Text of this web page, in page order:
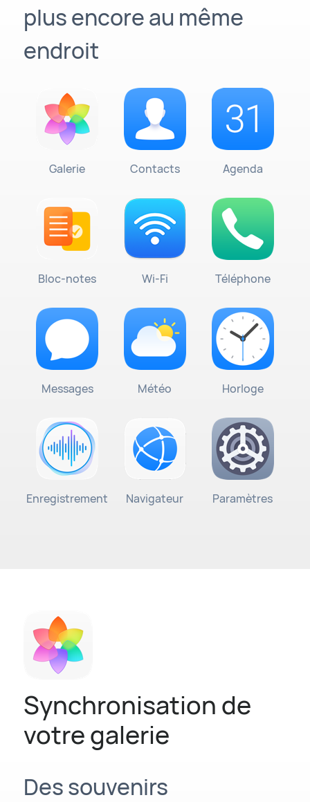
plus encore au même
endroit
Galerie Contacts Agenda
Bloc-notes Wi-Fi Téléphone
Messages Météo Horloge
Enregistrement Navigateur Paramètres
Synchronisation de
votre galerie
Des souvenirs